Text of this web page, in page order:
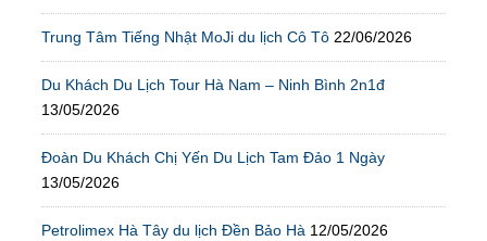
Trung Tâm Tiếng Nhật MoJi du lịch Cô Tô 22/06/2026
Du Khách Du Lịch Tour Hà Nam – Ninh Bình 2n1đ
13/05/2026
Đoàn Du Khách Chị Yến Du Lịch Tam Đảo 1 Ngày
13/05/2026
Petrolimex Hà Tây du lịch Đền Bảo Hà 12/05/2026